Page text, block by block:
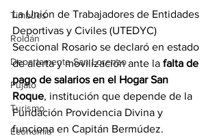
Timbúes
Roldán
Departamento San Lorenzo
Pujato
Turismo
Economía
La Unión de Trabajadores de Entidades
Deportivas y Civiles (UTEDYC)
Seccional Rosario se declaró en estado
de alerta y movilización ante la falta de
pago de salarios en el Hogar San
Roque, institución que depende de la
Fundación Providencia Divina y
funciona en Capitán Bermúdez.